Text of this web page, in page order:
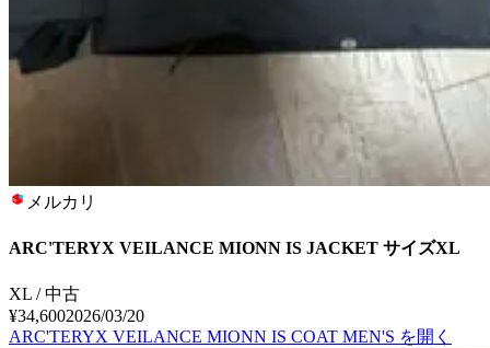
メルカリ
ARC'TERYX VEILANCE MIONN IS JACKET サイズXL
XL / 中古
¥34,6002026/03/20
ARC'TERYX VEILANCE MIONN IS COAT MEN'S を開く